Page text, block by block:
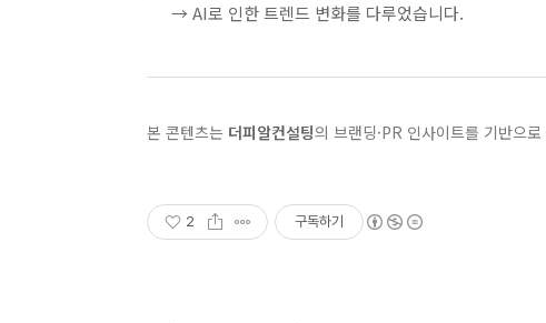
→ AI로 인한 트렌드 변화를 다루었습니다.
본 콘텐츠는 더피알컨설팅의 브랜딩·PR 인사이트를 기반으로
2 구독하기